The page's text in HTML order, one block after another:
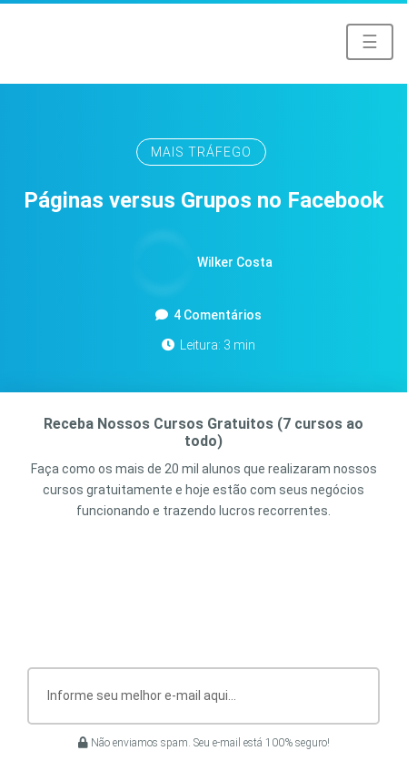
☰
MAIS TRÁFEGO
Páginas versus Grupos no Facebook
Wilker Costa
4 Comentários
Leitura: 3 min
Receba Nossos Cursos Gratuitos (7 cursos ao
todo)
Faça como os mais de 20 mil alunos que realizaram nossos
cursos gratuitamente e hoje estão com seus negócios
funcionando e trazendo lucros recorrentes.
Não enviamos spam. Seu e-mail está 100% seguro!